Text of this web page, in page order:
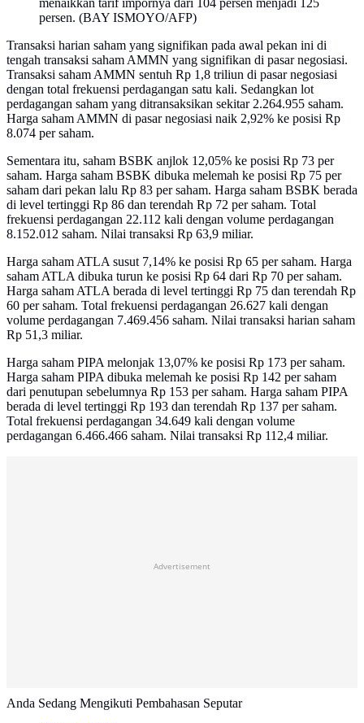
menaikkan tarif impornya dari 104 persen menjadi 125
persen. (BAY ISMOYO/AFP)
Transaksi harian saham yang signifikan pada awal pekan ini di
tengah transaksi saham AMMN yang signifikan di pasar negosiasi.
Transaksi saham AMMN sentuh Rp 1,8 triliun di pasar negosiasi
dengan total frekuensi perdagangan satu kali. Sedangkan lot
perdagangan saham yang ditransaksikan sekitar 2.264.955 saham.
Harga saham AMMN di pasar negosiasi naik 2,92% ke posisi Rp
8.074 per saham.
Sementara itu, saham BSBK anjlok 12,05% ke posisi Rp 73 per
saham. Harga saham BSBK dibuka melemah ke posisi Rp 75 per
saham dari pekan lalu Rp 83 per saham. Harga saham BSBK berada
di level tertinggi Rp 86 dan terendah Rp 72 per saham. Total
frekuensi perdagangan 22.112 kali dengan volume perdagangan
8.152.012 saham. Nilai transaksi Rp 63,9 miliar.
Harga saham ATLA susut 7,14% ke posisi Rp 65 per saham. Harga
saham ATLA dibuka turun ke posisi Rp 64 dari Rp 70 per saham.
Harga saham ATLA berada di level tertinggi Rp 75 dan terendah Rp
60 per saham. Total frekuensi perdagangan 26.627 kali dengan
volume perdagangan 7.469.456 saham. Nilai transaksi harian saham
Rp 51,3 miliar.
Harga saham PIPA melonjak 13,07% ke posisi Rp 173 per saham.
Harga saham PIPA dibuka melemah ke posisi Rp 142 per saham
dari penutupan sebelumnya Rp 153 per saham. Harga saham PIPA
berada di level tertinggi Rp 193 dan terendah Rp 137 per saham.
Total frekuensi perdagangan 34.649 kali dengan volume
perdagangan 6.466.466 saham. Nilai transaksi Rp 112,4 miliar.
Advertisement
Anda Sedang Mengikuti Pembahasan Seputar